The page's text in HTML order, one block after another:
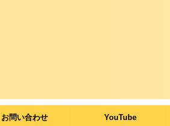
お問い合わせ YouTube